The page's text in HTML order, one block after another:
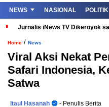
NEWS NASIONAL POLITIK
Jurnalis iNews TV Dikeroyok
Home / News
Viral Aksi Nekat
Safari Indonesia,
Satwa
Itaul Hasanah
- Penulis Berita